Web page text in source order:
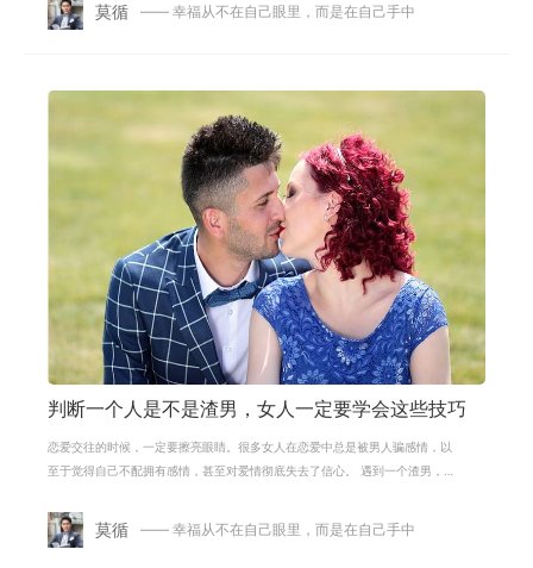
莫循 —— 幸福从不在自己眼里，而是在自己手中
判断一个人是不是渣男，女人一定要学会这些技巧
恋爱交往的时候，一定要擦亮眼睛。很多女人在恋爱中总是被男人骗感情，以
至于觉得自己不配拥有感情，甚至对爱情彻底失去了信心。 遇到一个渣男，确
莫循 —— 幸福从不在自己眼里，而是在自己手中